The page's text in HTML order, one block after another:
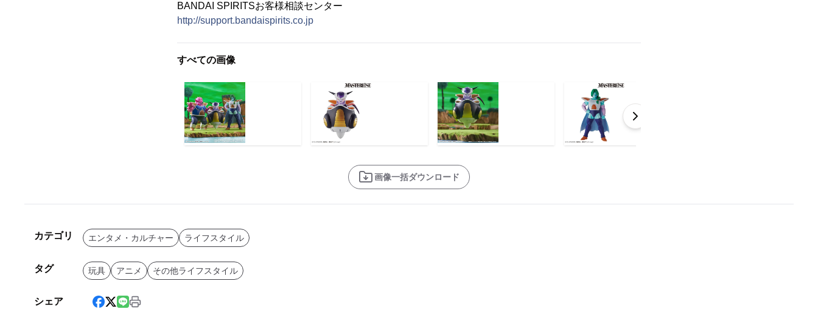
BANDAI SPIRITSお客様相談センター
http://support.bandaispirits.co.jp
すべての画像
画像一括ダウンロード
カテゴリ エンタメ・カルチャー ライフスタイル
タグ 玩具 アニメ その他ライフスタイル
シェア